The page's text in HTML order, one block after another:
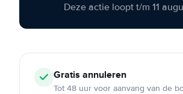
Deze actie loopt t/m 11
Gratis annuleren
Tot 48 uur voor aanvang van de